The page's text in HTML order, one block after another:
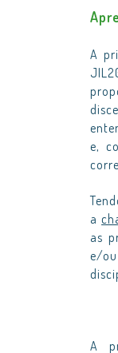
A
e,
a
as
e/
A